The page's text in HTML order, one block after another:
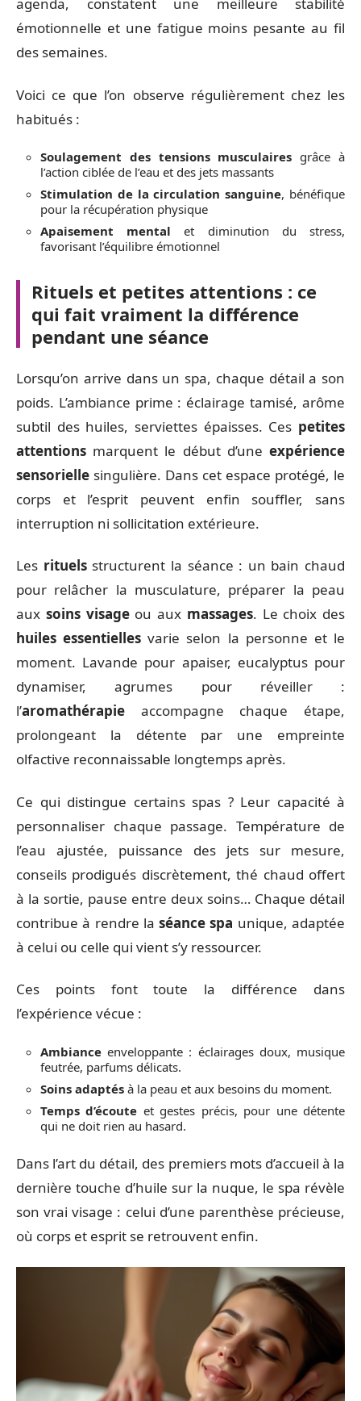
émotionnelle et une fatigue moins pesante au fil
des semaines.
Voici ce que l’on observe régulièrement chez les
habitués :
Soulagement des tensions musculaires grâce à
l’action ciblée de l’eau et des jets massants
Stimulation de la circulation sanguine, bénéfique
pour la récupération physique
Apaisement mental et diminution du stress,
favorisant l’équilibre émotionnel
Rituels et petites attentions : ce
qui fait vraiment la différence
pendant une séance
Lorsqu’on arrive dans un spa, chaque détail a son
poids. L’ambiance prime : éclairage tamisé, arôme
subtil des huiles, serviettes épaisses. Ces petites
attentions marquent le début d’une expérience
sensorielle singulière. Dans cet espace protégé, le
corps et l’esprit peuvent enfin souffler, sans
interruption ni sollicitation extérieure.
Les rituelsstructurent la séance : un bain chaud
pour relâcher la musculature, préparer la peau
aux soins visageou aux massages. Le choix des
huiles essentielles varie selon la personne et le
moment. Lavande pour apaiser, eucalyptus pour
dynamiser, agrumes pour réveiller :
l’aromathérapie accompagne chaque étape,
prolongeant la détente par une empreinte
olfactive reconnaissable longtemps après.
Ce qui distingue certains spas ? Leur capacité à
personnaliser chaque passage. Température de
l’eau ajustée, puissance des jets sur mesure,
conseils prodigués discrètement, thé chaud offert
à la sortie, pause entre deux soins… Chaque détail
contribue à rendre laséance spa unique, adaptée
à celui ou celle qui vient s’y ressourcer.
Ces points font toute la différence dans
l’expérience vécue :
Ambiance enveloppante : éclairages doux, musique
feutrée, parfums délicats.
Soins adaptés à la peau et aux besoins du moment.
Temps d’écoute et gestes précis, pour une détente
qui ne doit rien au hasard.
Dans l’art du détail, des premiers mots d’accueil à la
dernière touche d’huile sur la nuque, le spa révèle
son vrai visage : celui d’une parenthèse précieuse,
où corps et esprit se retrouvent enfin.